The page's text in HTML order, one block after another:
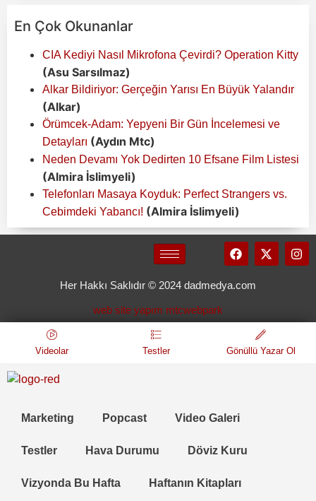
En Çok Okunanlar
CIA Kediyi Nasıl Mikrofona Çevirdi? Operation Kitty
(Asu Sarsılmaz)
Alkar Bildiriyor: Gerçeğin Yarısı En Büyük Yalandır
(Alkar)
Örümcek-Adam: Yepyeni Bir Gün İncelemesi ve
Detayları (Aydın Mtc)
Neden Devamı Yok Dedirten 10 Efsane Film Listesi
(Almira İslimyeli)
Telefonları Masaya Koyduk: Perfect Strangers vs.
Cebimdeki Yabancı! (Almira İslimyeli)
Her Hakkı Saklıdır © 2024 dadmedya.com
web site yapım mtcwebpark
Videolar Testler Gönüllü Yazar Ol
Marketing Popcast Video Galeri
Testler Hava Durumu Döviz Kuru
Vizyonda Bu Hafta Haftanın Kitapları